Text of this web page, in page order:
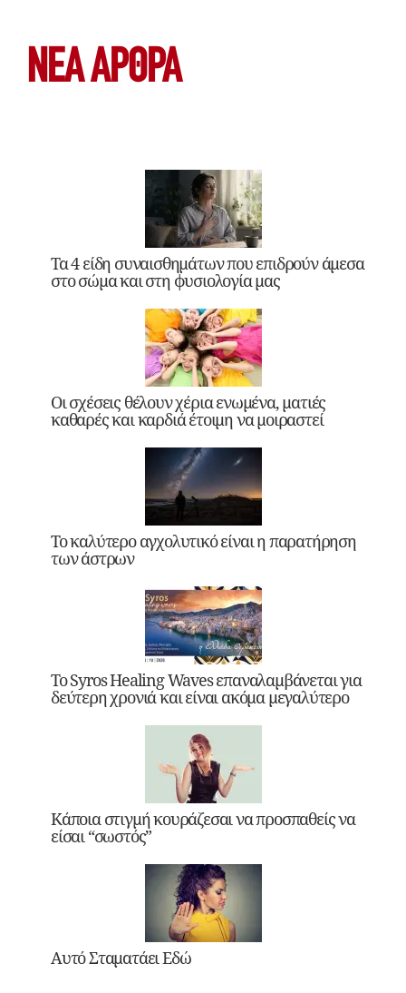
ΝΕΑ ΆΡΘΡΑ
Τα 4 είδη συναισθημάτων που επιδρούν άμεσα
στο σώμα και στη φυσιολογία μας
Οι σχέσεις θέλουν χέρια ενωμένα, ματιές
καθαρές και καρδιά έτοιμη να μοιραστεί
Το καλύτερο αγχολυτικό είναι η παρατήρηση
των άστρων
Το Syros Healing Waves επαναλαμβάνεται για
δεύτερη χρονιά και είναι ακόμα μεγαλύτερο
Κάποια στιγμή κουράζεσαι να προσπαθείς να
είσαι “σωστός”
Αυτό Σταματάει Εδώ